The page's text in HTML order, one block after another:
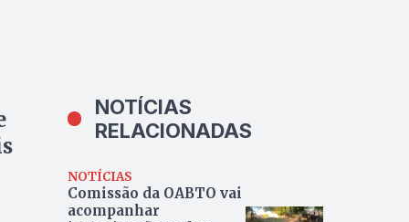
NOTÍCIAS
RELACIONADAS
NOTÍCIAS
Comissão da OABTO vai
acompanhar